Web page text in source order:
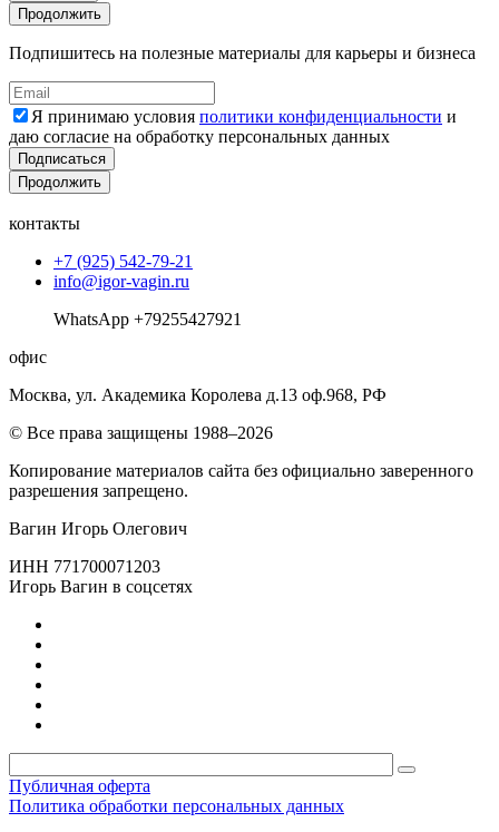
Продолжить
Подпишитесь на полезные материалы для карьеры и бизнеса
Я принимаю условия политики конфиденциальности и
даю согласие на обработку персональных данных
Подписаться
Продолжить
контакты
+7 (925) 542-79-21
info@igor-vagin.ru
WhatsApp +79255427921
офис
Москва, ул. Академика Королева д.13 оф.968, РФ
© Все права защищены 1988–2026
Копирование материалов сайта без официально заверенного
разрешения запрещено.
Вагин Игорь Олегович
ИНН 771700071203
Игорь Вагин в соцсетях
Публичная оферта
Политика обработки персональных данных